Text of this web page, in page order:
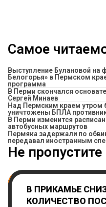
Самое
Выступление Булановой на
Белогорья» в Пермском
программа
В Перми скончался
Сергей Минаев
Над Пермским краем утром
уничтожены БПЛА
​В Перми изменится
автобусных маршрутов
Пермяка задержали по
передавал иностранным
Не пропустите
В ПРИКАМЬЕ
КОЛИЧЕСТВО